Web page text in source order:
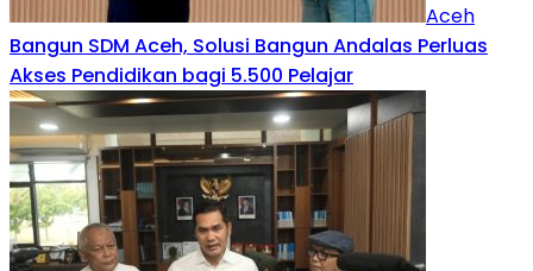
Aceh
Bangun SDM Aceh, Solusi Bangun Andalas Perluas
Akses Pendidikan bagi 5.500 Pelajar